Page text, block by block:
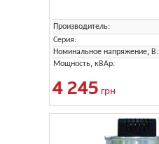
Производитель:
Серия:
Номинальное напряжение, В:
Мощность, кВАр:
4 245 грн